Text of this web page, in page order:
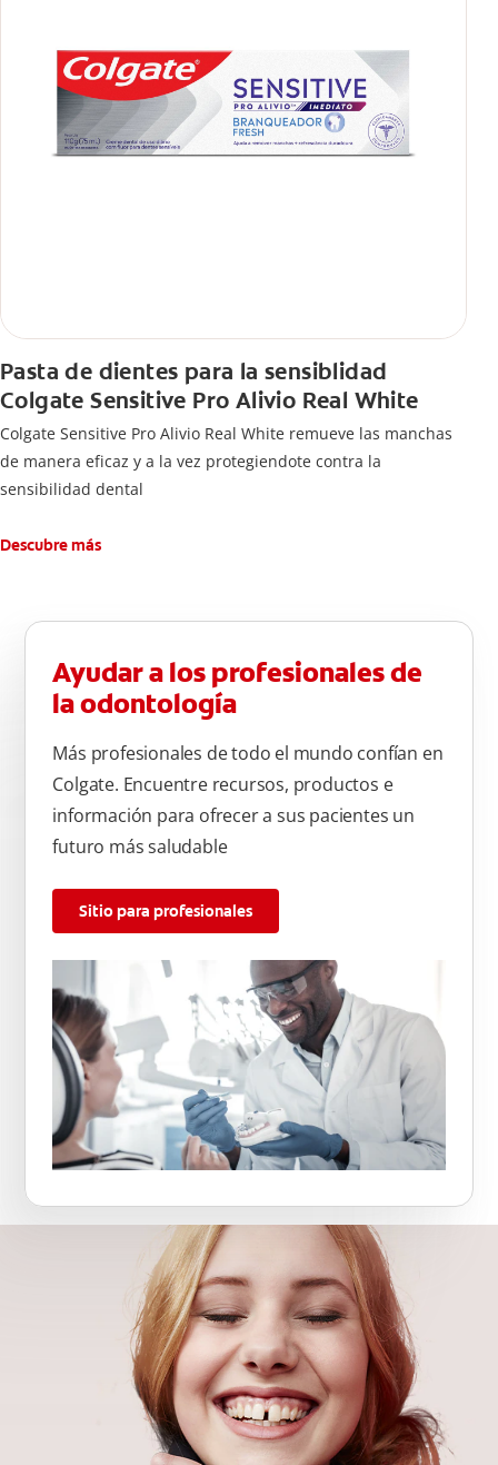
Pasta de dientes para la sensiblidad
Colgate Sensitive Pro Alivio Real White
Colgate Sensitive Pro Alivio Real White remueve las manchas
de manera eficaz y a la vez protegiendote contra la
sensibilidad dental
Descubre más
Ayudar a los profesionales de
la odontología
Más profesionales de todo el mundo confían en
Colgate. Encuentre recursos, productos e
información para ofrecer a sus pacientes un
futuro más saludable
Sitio para profesionales